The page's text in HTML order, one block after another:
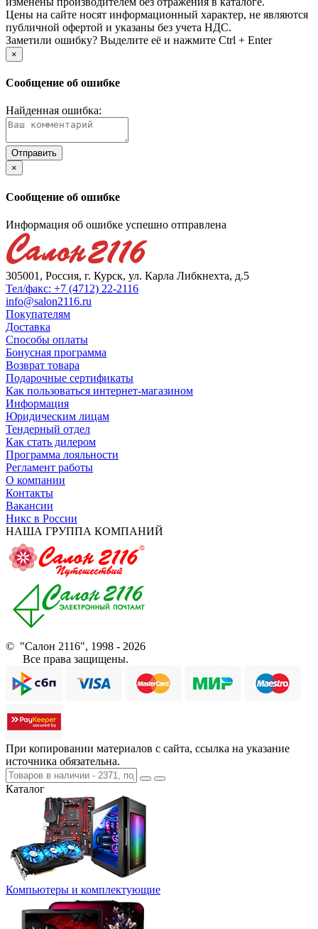
Цены на сайте носят информационный характер, не являются
публичной офертой и указаны без учета НДС.
Заметили ошибку? Выделите её и нажмите Ctrl + Enter
×
Сообщение об ошибке
Найденная ошибка:
×
Сообщение об ошибке
Информация об ошибке успешно отправлена
305001, Россия, г. Курск, ул. Карла Либкнехта, д.5
Тел/факс: +7 (4712) 22-2116
info@salon2116.ru
Покупателям
Доставка
Способы оплаты
Бонусная программа
Возврат товара
Подарочные сертификаты
Как пользоваться интернет-магазином
Информация
Юридическим лицам
Тендерный отдел
Как стать дилером
Программа лояльности
Регламент работы
О компании
Контакты
Вакансии
Никс в России
НАША ГРУППА КОМПАНИЙ
© "Салон 2116", 1998 - 2026
Все права защищены.
При копировании материалов с сайта, ссылка на указание
источника обязательна.
Каталог
Компьютеры и комплектующие